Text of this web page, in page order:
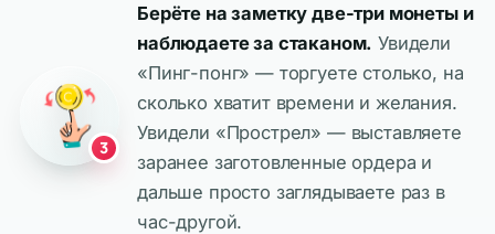
3
Берёте на заметку две-три монеты и
наблюдаете за стаканом. Увидели
«Пинг-понг» — торгуете столько, на
сколько хватит времени и желания.
Увидели «Прострел» — выставляете
заранее заготовленные ордера и
дальше просто заглядываете раз в
час-другой.